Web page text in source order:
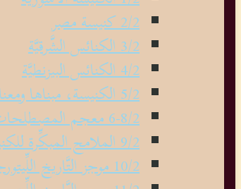
2/2 كنيسة مصر
3/2 الكنائس الشَّرقيَّة
4/2 الكنائس البيزنطيَّة
5/2 الكنيسة، مبناها ومعناها
6-8/2 معجم المصطلحات
9/2 الملامح المبكِّرة للكنيسة
10/2 موجز التَّاريخ اللِّيتورجي1